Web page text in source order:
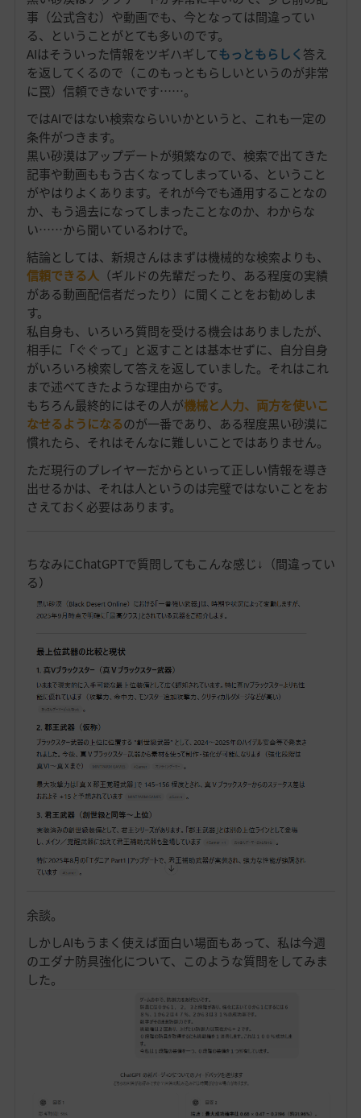
事（公式含む）や動画でも、今となっては間違ってい
る、ということがとても多いのです。
AIはそういった情報をツギハギしてもっともらしく 答え
を返してくるので（このもっともらしいというのが非常
に罠）信頼できないです……。
ではAIではない検索ならいいかというと、これも一定の
条件がつきます。
黒い砂漠はアップデートが頻繁なので、検索で出てきた
記事や動画ももう古くなってしまっている、ということ
がやはりよくあります。それが今でも通用することなの
か、もう過去になってしまったことなのか、わからな
い……から聞いているわけで。
結論としては、新規さんはまずは機械的な検索よりも、
信頼できる人（ギルドの先輩だったり、ある程度の実績
がある動画配信者だったり）に聞くことをお勧めしま
す。
私自身も、いろいろ質問を受ける機会はありましたが、
相手に「ぐぐって」と返すことは基本せずに、自分自身
がいろいろ検索して答えを返していました。それはこれ
まで述べてきたような理由からです。
もちろん最終的にはその人が機械と人力、両方を使いこ
なせるようになるのが一番であり、ある程度黒い砂漠に
慣れたら、それはそんなに難しいことではありません。
ただ現行のプレイヤーだからといって正しい情報を導き
出せるかは、それは人というのは完璧ではないことをお
さえておく必要はあります。
ちなみにChatGPTで質問してもこんな感じ↓（間違ってい
る）
余談。
しかしAIもうまく使えば面白い場面もあって、私は今週
のエダナ防具強化について、このような質問をしてみま
した。